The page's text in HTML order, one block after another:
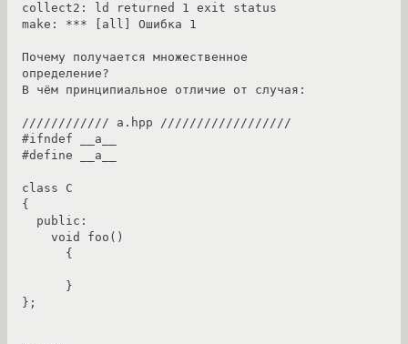
collect2: ld returned 1 exit status
make: *** [all] Ошибка 1
Почему получается множественное
определение?
В чём принципиальное отличие от случая:
//////////// a.hpp //////////////////
#ifndef __a__
#define __a__
class C
{
};